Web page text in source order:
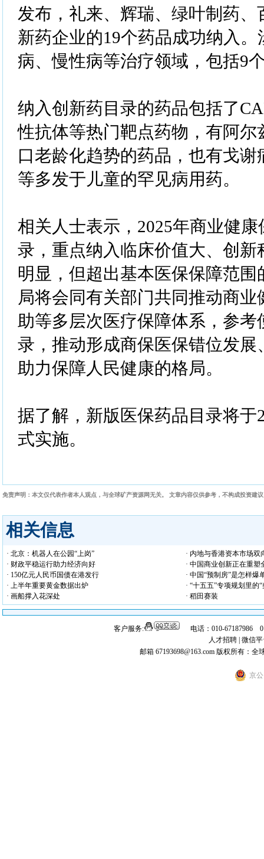
发布，礼来、辉瑞、绿叶制药、
新药企业的19个药品成功纳入
病、慢性病等治疗领域，包括9
纳入创新药目录的药品包括了
性抗体等热门靶点药物，有阿尔
口老龄化趋势的药品，也有戈
等多发于儿童的罕见病用药。
相关人士表示，2025年商业健
录，重点纳入临床价值大、创新
明显，但超出基本医保保障范围
局将会同有关部门共同推动商
助等多层次医疗保障体系，参考
录，推动形成商保医保错位发展
助力保障人民健康的格局。
据了解，新版医保药品目录将于
式实施。
免责声明：本文仅代表作者本人观点，与全球矿产资源网无关。 文章内容仅供参考，不构成投资建
相关信息
· 北京：机器人在公园“上岗”
· 内地与香港资本市场双
· 财政平稳运行助力经济向好
· 中国商业创新正在重塑
· 150亿元人民币国债在港发行
· 中国“预制房”是怎样爆
· 上半年重要黄金数据出炉
· “十五五”专项规划里的
· 画船撑入花深处
· 稻田赛装
客户服务:
电话：010-67187986
人才招聘 微信
邮箱 67193698@163.com 版权所有：全
京公